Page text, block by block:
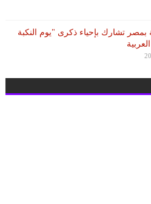
بمصر تشارك بإحياء ذكرى "يوم النكبة